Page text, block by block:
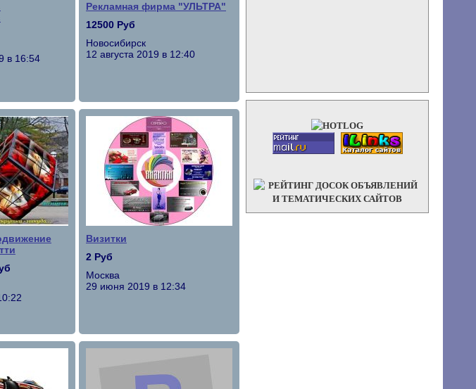
в 16:54
Рекламная фирма "УЛЬТРА"
12500 Руб
Новосибирск
12 августа 2019 в 12:40
Визитки
2 Руб
Москва
29 июня 2019 в 12:34